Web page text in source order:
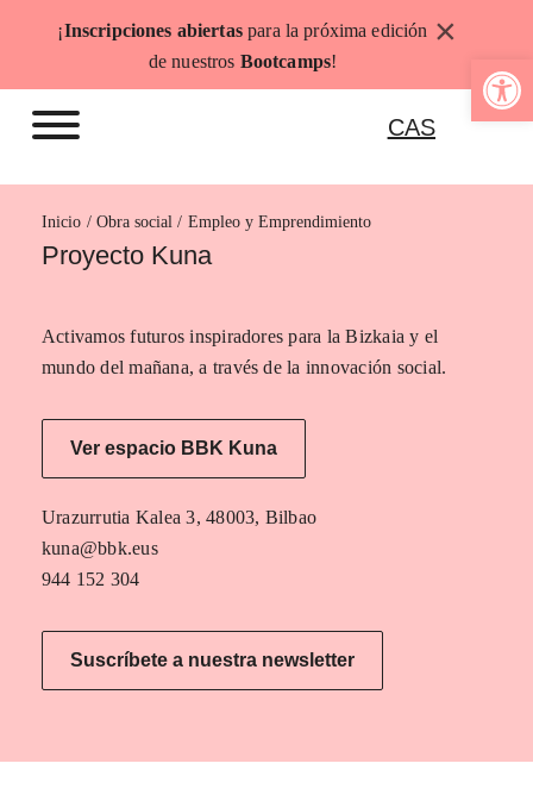
Abrir
¡Inscripciones abiertaspara la próxima edición
de nuestros Bootcamps!
×
CAS
Inicio Empleo y Emprendimiento
Proyecto Kuna
Activamos futuros inspiradores para la Bizkaia y el
mundo del mañana, a través de la innovación social.
Ver espacio BBK Kuna
Urazurrutia Kalea 3, 48003, Bilbao
kuna@bbk.eus
944 152 304
Suscríbete a nuestra newsletter